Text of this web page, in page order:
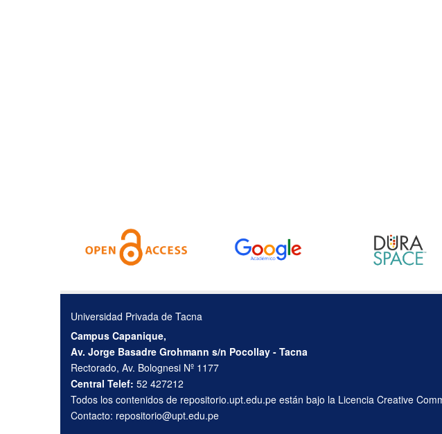
Universidad Privada de Tacna
Campus Capanique,
Av. Jorge Basadre Grohmann s/n Pocollay - Tacna
Rectorado, Av. Bolognesi Nº 1177
Central Telef: 52 427212
Todos los contenidos de repositorio.upt.edu.pe están bajo la Licencia Creative
Contacto: repositorio@upt.edu.pe